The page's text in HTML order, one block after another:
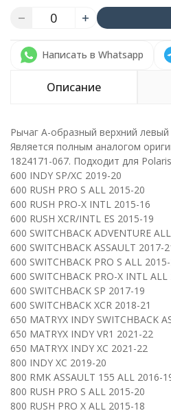
Написать в Whatsapp
Описание
Рычаг А-образный верхний левый
Является полным аналогом
1824171-067. Подходит для
600 INDY SP/XC 2019-20
600 RUSH PRO S ALL 2015-20
600 RUSH PRO-X INTL 2015-16
600 RUSH XCR/INTL ES 2015-19
600 SWITCHBACK ADVENTURE
600 SWITCHBACK ASSAULT 2017-
600 SWITCHBACK PRO S ALL
600 SWITCHBACK PRO-X INTL
600 SWITCHBACK SP 2017-19
600 SWITCHBACK XCR 2018-21
650 MATRYX INDY SWITCHBACK
650 MATRYX INDY VR1 2021-22
650 MATRYX INDY XC 2021-22
800 INDY XC 2019-20
800 RMK ASSAULT 155 ALL 2016-
800 RUSH PRO S ALL 2015-20
800 RUSH PRO X ALL 2015-18